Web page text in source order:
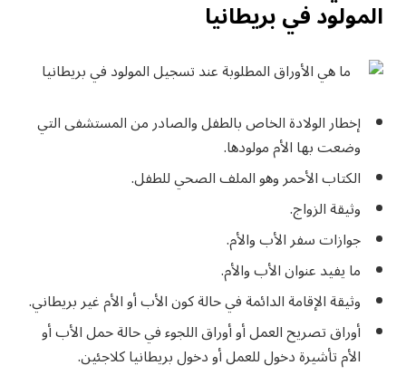
المولود في بريطانيا
إخطار الولادة الخاص بالطفل والصادر من المستشفى التي
وضعت بها الأم مولودها.
الكتاب الأحمر وهو الملف الصحي للطفل.
وثيقة الزواج.
جوازات سفر الأب والأم.
ما يفيد عنوان الأب والأم.
وثيقة الإقامة الدائمة في حالة كون الأب أو الأم غير بريطاني.
أوراق تصريح العمل أو أوراق اللجوء في حالة حمل الأب أو
الأم تأشيرة دخول للعمل أو دخول بريطانيا كلاجئين.